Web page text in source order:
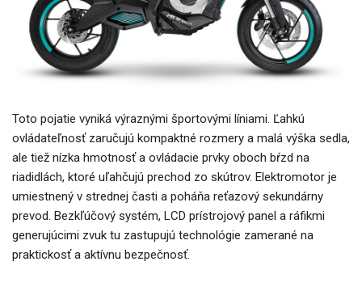
Toto pojatie vyniká výraznými športovými líniami. Ľahkú
ovládateľnosť zaručujú kompaktné rozmery a malá výška sedla,
ale tiež nízka hmotnosť a ovládacie prvky oboch bŕzd na
riadidlách, ktoré uľahčujú prechod zo skútrov. Elektromotor je
umiestnený v strednej časti a poháňa reťazový sekundárny
prevod. Bezkľúčový systém, LCD prístrojový panel a ráfikmi
generujúcimi zvuk tu zastupujú technológie zamerané na
praktickosť a aktívnu bezpečnosť.